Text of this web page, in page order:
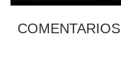
COMENTARIOS